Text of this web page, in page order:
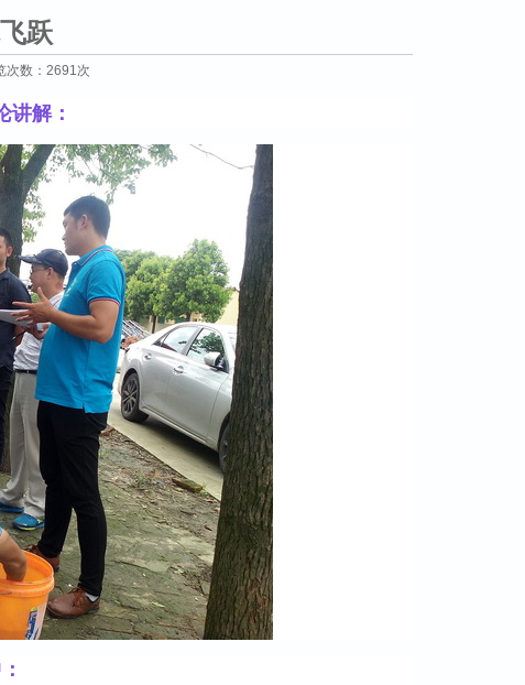
荆州益农饲料营销团队神农架之旅
qq附近的人是真的在附近吗-联系约游
soul上怎么约附近同城的服务-2023闲鱼怎么找同城的约妹
暗号-闲约网
绿色益农 快乐工作 健康生活
热烈祝贺荆州益农饲料2017年年终总结大会圆满落幕
深圳品茶喝茶海选
跃
次数：2691次
讲解：